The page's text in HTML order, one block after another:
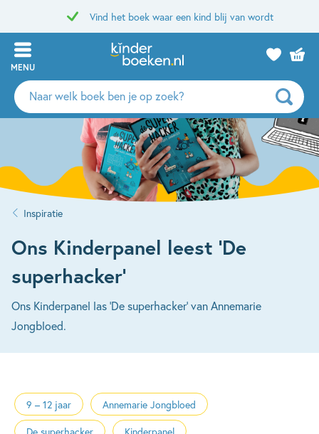
Vind het boek waar een kind blij van wordt
MENU
Zoeken
naar
uitgevers
Inspiratie
Ons Kinderpanel leest ‘De
superhacker’
Ons Kinderpanel las 'De superhacker' van Annemarie
Jongbloed.
9 – 12 jaar
Annemarie Jongbloed
De superhacker
Kinderpanel